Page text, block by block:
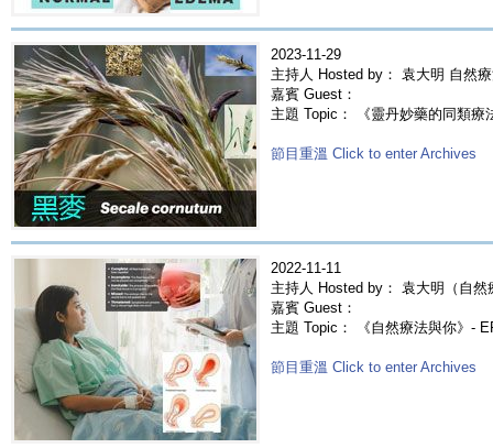
2023-11-29
主持人 Hosted by： 袁大明 自然
嘉賓 Guest：
主題 Topic： 《靈丹妙藥的同類
節目重溫 Click to enter Archives
2022-11-11
主持人 Hosted by： 袁大明（自然
嘉賓 Guest：
主題 Topic： 《自然療法與你》-
節目重溫 Click to enter Archives